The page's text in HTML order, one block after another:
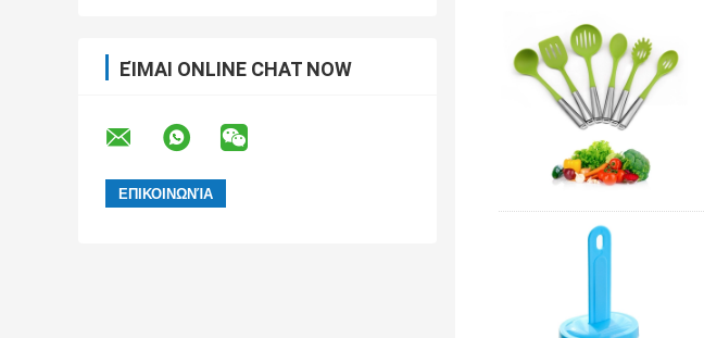
ΕΊΜΑΙ ONLINE CHAT NOW